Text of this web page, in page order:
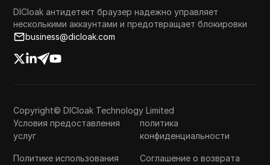
DICloak антидетект браузер надежно управляет
несколькими аккаунтами и предотвращает блокировки
business@dicloak.com
Copyright© DICloak Technology Limited
Условия предоставления
услуг
политика
конфиденциальности
Политике использования
Соглашение о возврата